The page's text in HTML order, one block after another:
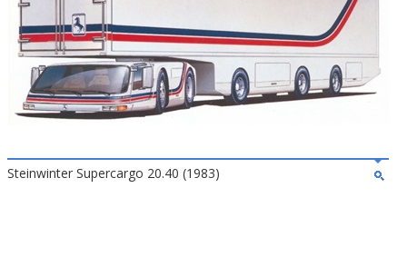
Steinwinter Supercargo 20.40 (1983)